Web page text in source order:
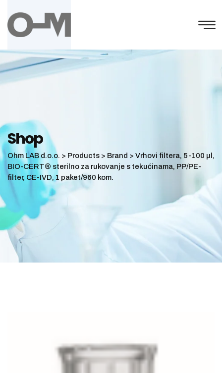
content
Shop
Ohm LAB d.o.o. > Products > Brand > Vrhovi filtera, 5-100 µl,
BIO-CERT® sterilno za rukovanje s tekućinama, PP/PE-
filter, CE-IVD, 1 paket/960 kom.